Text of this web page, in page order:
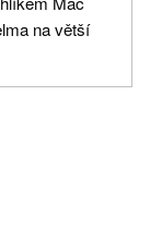
na větší